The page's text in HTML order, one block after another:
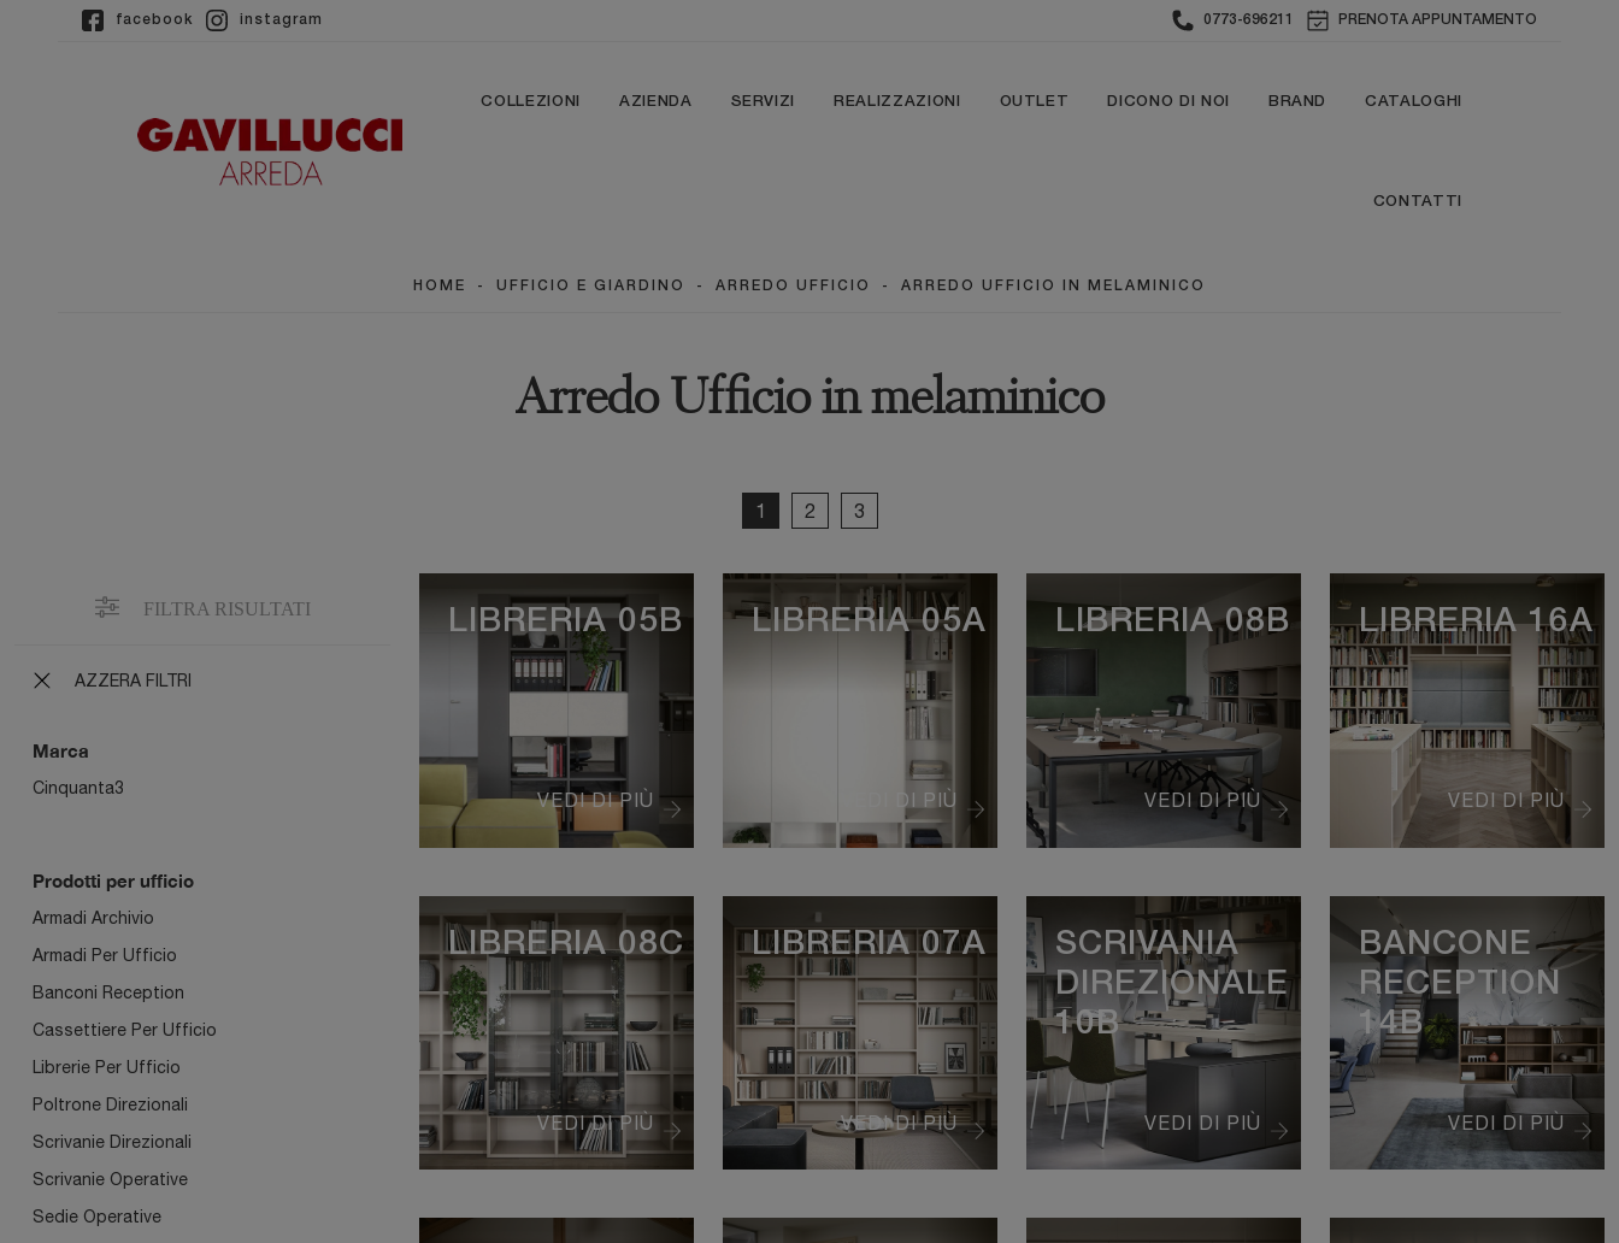
facebook instagram 0773-696211 PRENOTA APPUNTAMENTO
COLLEZIONI AZIENDA SERVIZI REALIZZAZIONI OUTLET DICONO DI NOI BRAND CATALOGHI
CONTATTI
HOME - UFFICIO E GIARDINO - ARREDO UFFICIO - ARREDO UFFICIO IN MELAMINICO
Arredo Ufficio in melaminico
1 2 3
FILTRA RISULTATI
AZZERA FILTRI
Marca
Cinquanta3
Prodotti per ufficio
Armadi Archivio
Armadi Per Ufficio
Banconi Reception
Cassettiere Per Ufficio
Librerie Per Ufficio
Poltrone Direzionali
Scrivanie Direzionali
Scrivanie Operative
Sedie Operative
VEDI DI PIÙ
LIBRERIA 05B
VEDI DI PIÙ
LIBRERIA 05A
VEDI DI PIÙ
LIBRERIA 08B
VEDI DI PIÙ
LIBRERIA 16A
VEDI DI PIÙ
LIBRERIA 08C
VEDI DI PIÙ
LIBRERIA 07A
VEDI DI PIÙ
SCRIVANIA
DIREZIONALE
10B
VEDI DI PIÙ
BANCONE
RECEPTION
14B